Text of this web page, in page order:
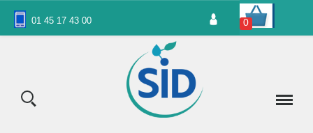
01 45 17 43 00 0